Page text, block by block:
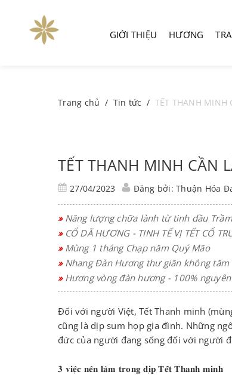
GIỚI THIỆU HƯƠNG
Trang chủ / Tin tức / TẾT THANH MINH
TẾT THANH MINH CẦN
27/04/2023 Đăng bởi: Thuận Hóa
»Năng lượng chữa lành từ tinh dầu
»CỔ DÃ HƯƠNG - TINH TẾ VỊ TẾT CỔ
»Mùng 1 tháng Chạp năm Quý Mão
»Nhang Đàn Hương thư giãn không
»Hương vòng đàn hương - 100%
Đối với người Việt, Tết Thanh minh
cũng là dịp sum họp gia đình. Những
đức của người đang sống đối với người
𝟑 𝐯𝐢𝐞̣̂𝐜 𝐧𝐞̂𝐧 𝐥𝐚̀𝐦 𝐭𝐫𝐨𝐧𝐠 𝐝𝐢̣𝐩 𝐓𝐞̂́𝐭 𝐓𝐡𝐚𝐧𝐡 𝐦𝐢𝐧𝐡